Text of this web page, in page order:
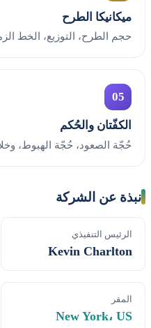
ميكانيكا الطرح
حجم الطرح، التوزيع، الخط
05
الكفّتان والحُكم
حُجّة الصعود، حُجّة الهبوط،
نبذة عن الشركة
الرئيس التنفيذي
Kevin Charlton
المقر
New York، US